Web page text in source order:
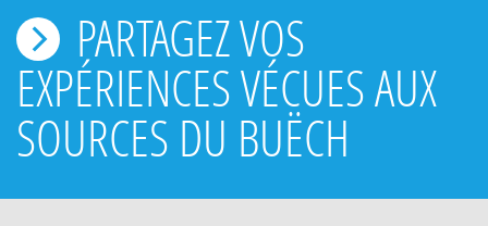
PARTAGEZ VOS
EXPÉRIENCES VÉCUES AUX
SOURCES DU BUËCH